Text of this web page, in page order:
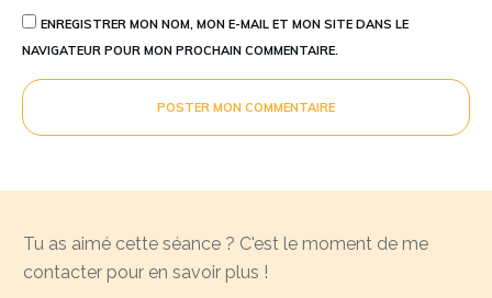
ENREGISTRER MON NOM, MON E-MAIL ET MON SITE DANS LE
NAVIGATEUR POUR MON PROCHAIN COMMENTAIRE.
POSTER MON COMMENTAIRE
Tu as aimé cette séance ? C'est le moment de me
contacter pour en savoir plus !